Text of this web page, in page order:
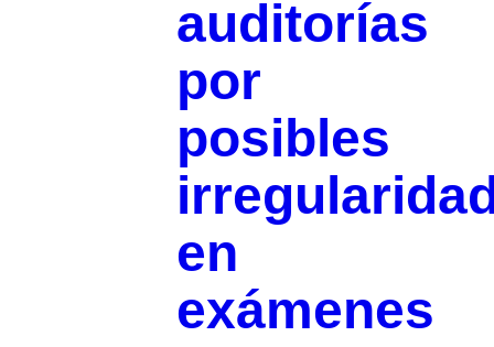
auditorías
por
posibles
en
exámenes